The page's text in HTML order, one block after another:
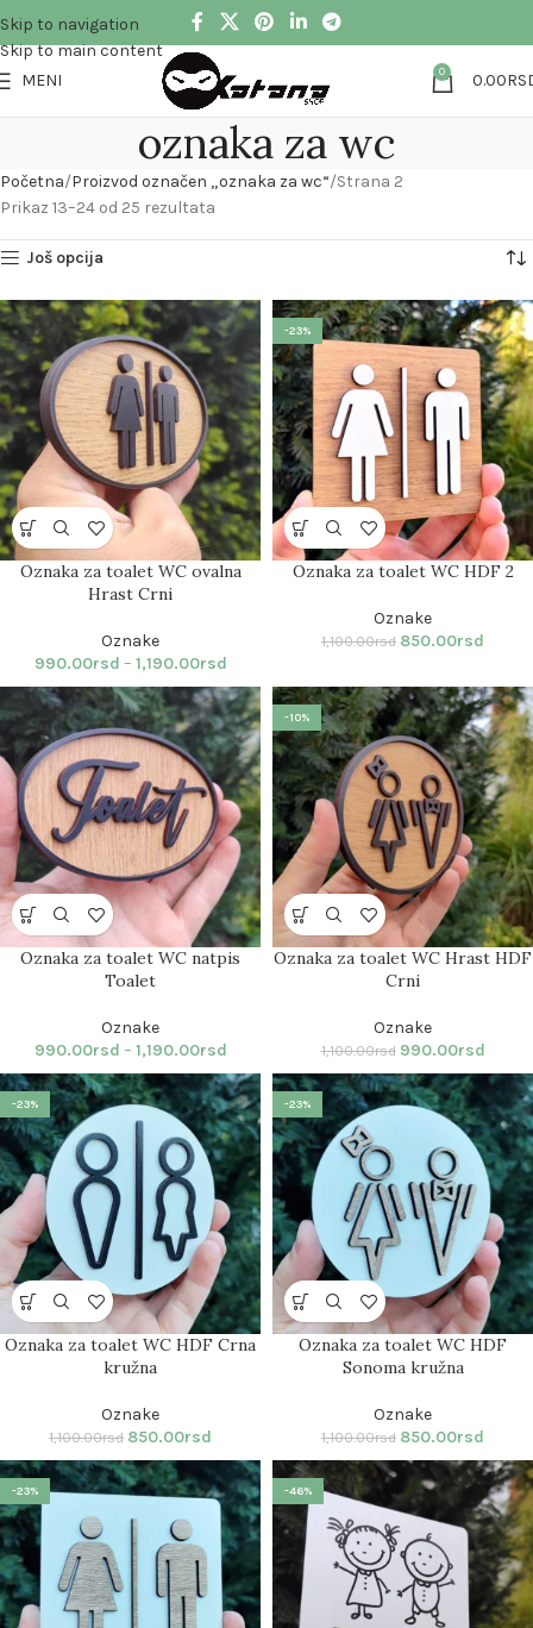
Skip to navigation
Skip to main content
MENI
0 0.00
oznaka za wc
Početna Proizvod označen „oznaka za wc“ Strana 2
Prikaz 13–24 od 25 rezultata
Još opcija
Oznaka za toalet WC ovalna
Hrast Crni
Oznake
990.00rsd – 1,190.00rsd
-23%
Oznaka za toalet WC HDF 2
Oznake
1,100.00rsd 850.00rsd
Oznaka za toalet WC natpis
Toalet
Oznake
990.00rsd – 1,190.00rsd
-10%
Oznaka za toalet WC Hrast HDF
Crni
Oznake
1,100.00rsd 990.00rsd
-23%
Oznaka za toalet WC HDF Crna
kružna
Oznake
1,100.00rsd 850.00rsd
-23%
Oznaka za toalet WC HDF
Sonoma kružna
Oznake
1,100.00rsd 850.00rsd
-23% -46%